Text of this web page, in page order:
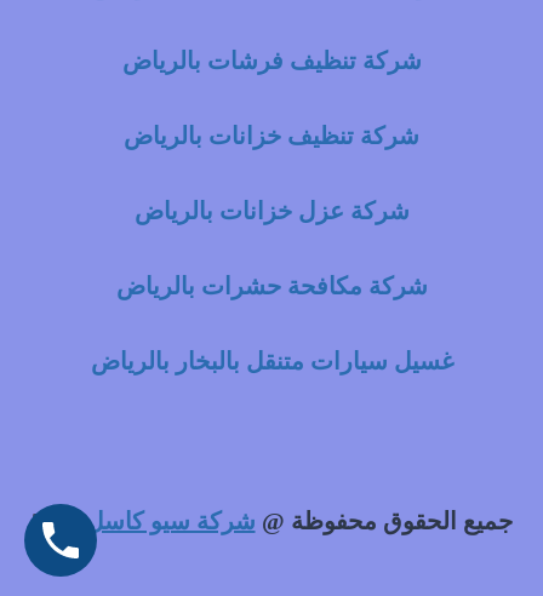
شركة تنظيف فرشات بالرياض
شركة تنظيف خزانات بالرياض
شركة عزل خزانات بالرياض
شركة مكافحة حشرات بالرياض
غسيل سيارات متنقل بالبخار بالرياض
جميع الحقوق محفوظة @ شركة سيو كاسل2021